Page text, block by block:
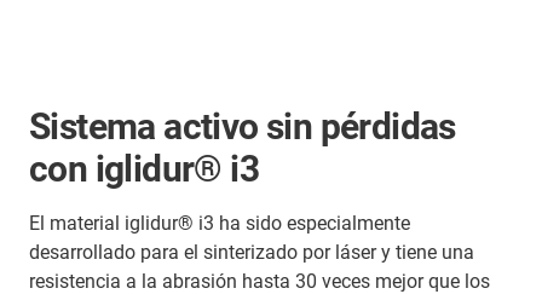
Sistema activo sin pérdidas
con iglidur® i3
El material iglidur® i3 ha sido especialmente
desarrollado para el sinterizado por láser y tiene una
resistencia a la abrasión hasta 30 veces mejor que los